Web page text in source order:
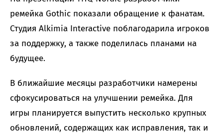
ремейка Gothic показали обращение к фанатам.
Студия Alkimia Interactive поблагодарила игроков
за поддержку, а также поделилась планами на
будущее.
В ближайшие месяцы разработчики намерены
сфокусироваться на улучшении ремейка. Для
игры планируется выпустить несколько крупных
обновлений, содержащих как исправления, так и